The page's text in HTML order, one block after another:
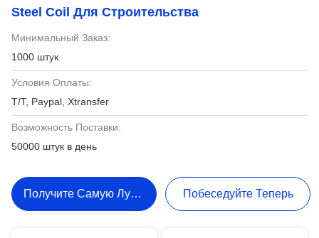
Steel Coil Для Строительства
Минимальный Заказ:
1000 штук
Условия Оплаты:
T/T, Paypal, Xtransfer
Возможность Поставки:
50000 штук в день
Получите Самую Лучшую Цену Побеседуйте Теперь